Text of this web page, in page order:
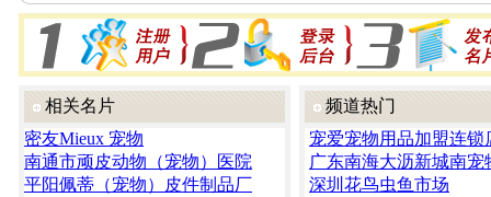
相关名片
密友Mieux 宠物
南通市顽皮动物（宠物）医院
平阳佩蒂（宠物）皮件制品厂
频道热门
宠爱宠物用品加盟连锁
广东南海大沥新城南宠
深圳花鸟虫鱼市场